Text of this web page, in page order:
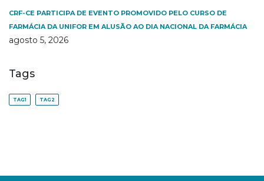
CRF-CE PARTICIPA DE EVENTO PROMOVIDO PELO CURSO DE
FARMÁCIA DA UNIFOR EM ALUSÃO AO DIA NACIONAL DA FARMÁCIA
agosto 5, 2026
Tags
TAG1 TAG2